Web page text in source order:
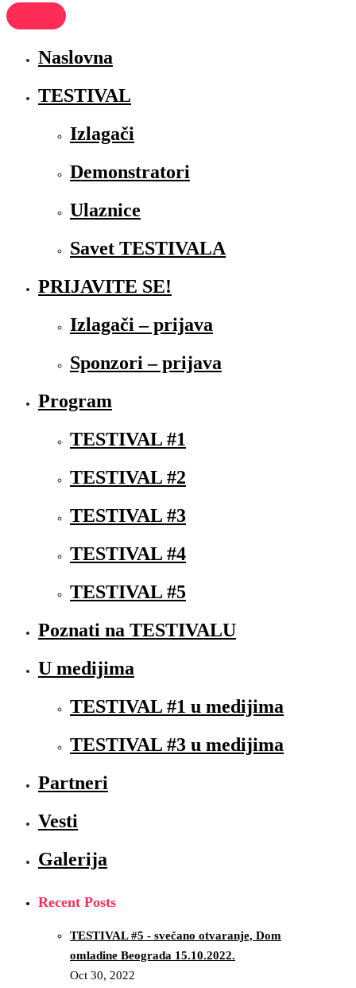
Naslovna
TESTIVAL
Izlagači
Demonstratori
Ulaznice
Savet TESTIVALA
PRIJAVITE SE!
Izlagači – prijava
Sponzori – prijava
Program
TESTIVAL #1
TESTIVAL #2
TESTIVAL #3
TESTIVAL #4
TESTIVAL #5
Poznati na TESTIVALU
U medijima
TESTIVAL #1 u medijima
TESTIVAL #3 u medijima
Partneri
Vesti
Galerija
Recent Posts
TESTIVAL #5 - svečano otvaranje, Dom
omladine Beograda 15.10.2022.
Oct 30, 2022